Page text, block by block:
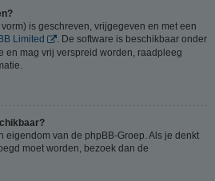
is geschreven, vrijgegeven en met een
Limited
. De software is beschikbaar onder
en mag vrij verspreid worden, raadpleeg
eigendom van de phpBB-Groep. Als je denkt
moet worden, bezoek dan de